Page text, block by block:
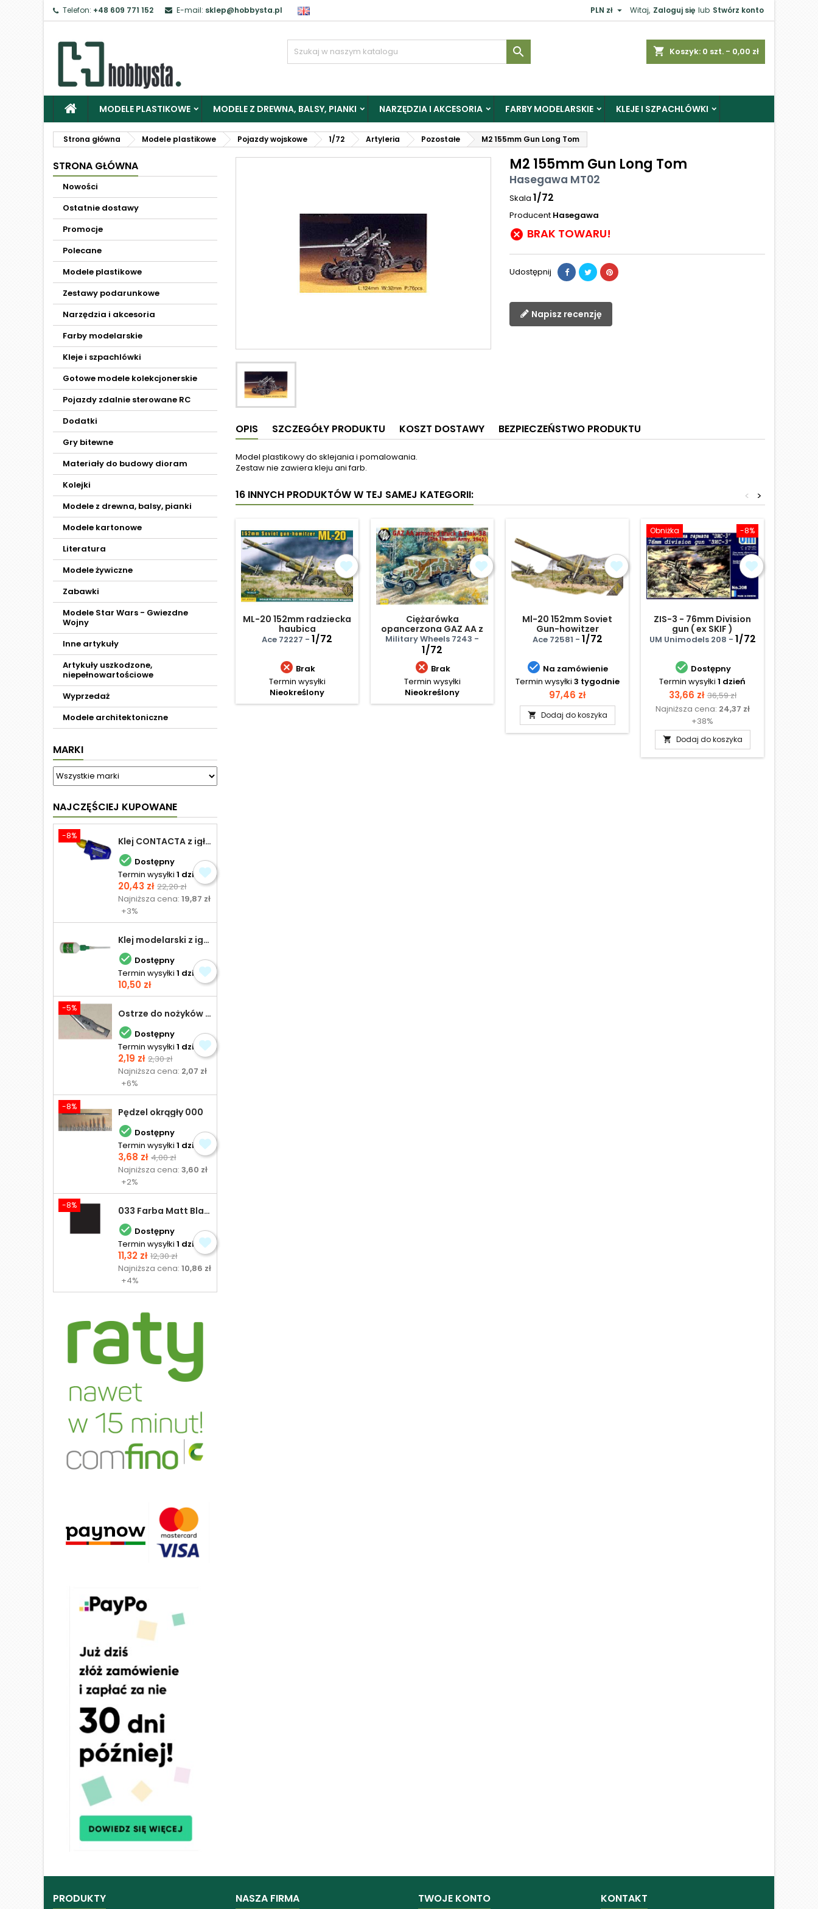
Telefon: +48 609 771 152 E-mail: sklep@hobbysta.pl Witaj, Zaloguj się lub Stwórz konto
PLN zł 
shopping_cart Koszyk: 0 szt. - 0,00 zł

MODELE PLASTIKOWE MODELE Z DREWNA, BALSY, PIANKI NARZĘDZIA I AKCESORIA FARBY MODELARSKIE KLEJE I SZPACHLÓWKI
Strona główna Modele plastikowe Pojazdy wojskowe 1/72 Artyleria Pozostałe M2 155mm Gun Long Tom
STRONA GŁÓWNA
Nowości
Ostatnie dostawy
Promocje
Polecane
Modele plastikowe
Zestawy podarunkowe
Narzędzia i akcesoria
Farby modelarskie
Kleje i szpachlówki
Gotowe modele kolekcjonerskie
Pojazdy zdalnie sterowane RC
Dodatki
Gry bitewne
Materiały do budowy dioram
Kolejki
Modele z drewna, balsy, pianki
Modele kartonowe
Literatura
Modele żywiczne
Zabawki
Modele Star Wars - Gwiezdne
Wojny
Inne artykuły
Artykuły uszkodzone,
niepełnowartościowe
Wyprzedaż
Modele architektoniczne
MARKI
NAJCZĘŚCIEJ KUPOWANE
-8% Klej CONTACTA z igłą do plastiku 25,0 g
 Dostępny
Termin wysyłki 1 dzień
Cena
20,43 zł Cena
podstawowa
22,20 zł
Najniższa cena:19,87 zł
+3%
Klej modelarski z igłą 30 ml
 Dostępny
Termin wysyłki 1 dzień
Cena
10,50 zł
-5% Ostrze do nożyków Excel
 Dostępny
Termin wysyłki 1 dzień
Cena
2,19 zł Cena
podstawowa
2,30 zł
Najniższa cena: 2,07 zł
+6%
-8% Pędzel okrągły 000
 Dostępny
Termin wysyłki 1 dzień
Cena
3,68 zł Cena
podstawowa
4,00 zł
Najniższa cena:3,60 zł
+2%
-8% 033 Farba Matt Black - olejna
 Dostępny
Termin wysyłki 1 dzień
Cena
11,32 zł Cena
podstawowa
12,30 zł
Najniższa cena:10,86 zł
+4%
M2 155mm Gun Long Tom
Hasegawa MT02
Skala 1/72
Producent Hasegawa
 BRAK TOWARU!
Udostępnij
Napisz recenzję
OPIS SZCZEGÓŁY PRODUKTU KOSZT DOSTAWY BEZPIECZEŃSTWO PRODUKTU
Model plastikowy do sklejania i pomalowania.
Zestaw nie zawiera kleju ani farb.
16 INNYCH PRODUKTÓW W TEJ SAMEJ KATEGORII: >
<
ML-20 152mm radziecka
haubica
Ace 72227 - 1/72
 Brak
Termin wysyłki
Nieokreślony
Ciężarówka
opancerzona GAZ AA z
działem Flak 38 -
Finlandia 1941
Military Wheels 7243 -
1/72
 Brak
Termin wysyłki
Nieokreślony
Ml-20 152mm Soviet
Gun-howitzer
Ace 72581 - 1/72
 Na zamówienie
Termin wysyłki 3 tygodnie
Cena
97,46 zł
 Dodaj do koszyka
-8%
Obniżka
ZIS-3 - 76mm Division
gun ( ex SKIF )
UM Unimodels 208 - 1/72
 Dostępny
Termin wysyłki 1 dzień
Cena
33,66 zł Cena
podstawowa
36,59 zł
Najniższa cena: 24,37 zł
+38%
 Dodaj do koszyka
PRODUKTY NASZA FIRMA TWOJE KONTO KONTAKT